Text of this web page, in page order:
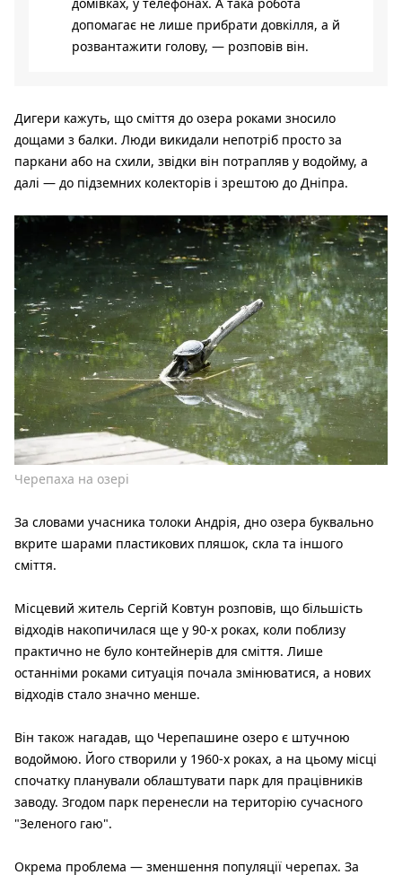
допомагає не лише прибрати довкілля, а й
розвантажити голову, — розповів він.
Дигери кажуть, що сміття до озера роками зносило
дощами з балки. Люди викидали непотріб просто за
паркани або на схили, звідки він потрапляв у водойму, а
далі — до підземних колекторів і зрештою до Дніпра.
Черепаха на озері
За словами учасника толоки Андрія, дно озера буквально
вкрите шарами пластикових пляшок, скла та іншого
сміття.
Місцевий житель Сергій Ковтун розповів, що більшість
відходів накопичилася ще у 90-х роках, коли поблизу
практично не було контейнерів для сміття. Лише
останніми роками ситуація почала змінюватися, а нових
відходів стало значно менше.
Він також нагадав, що Черепашине озеро є штучною
водоймою. Його створили у 1960-х роках, а на цьому місці
спочатку планували облаштувати парк для працівників
заводу. Згодом парк перенесли на територію сучасного
"Зеленого гаю".
Окрема проблема — зменшення популяції черепах. За